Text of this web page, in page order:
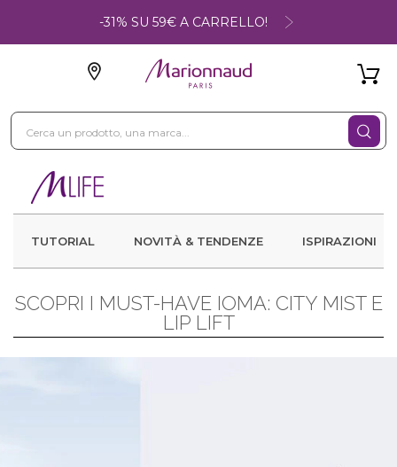
-31% SU 59€ A CARRELLO!
TUTORIAL NOVITÀ & TENDENZE ISPIRAZIONI
SCOPRI I MUST-HAVE IOMA: CITY MIST E
LIP LIFT